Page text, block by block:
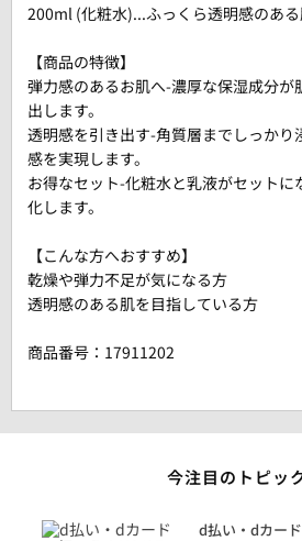
200ml (化粧水)...ふっくら透明感のあ
【商品の特徴】
弾力感のあるお肌へ-濃厚な保湿成分が
出します。
透明感を引き出す-角質層までしっかり
感を実現します。
お得なセット-化粧水と乳液がセットに
化します。
【こんな方へおすすめ】
乾燥や弾力不足が気になる方
透明感のある肌を目指している方
商品番号： 17911202
今注目のトピッ
d払い・dカー